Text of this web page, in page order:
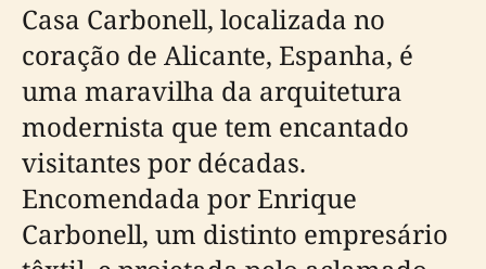
Casa Carbonell, localizada no
coração de Alicante, Espanha, é
uma maravilha da arquitetura
modernista que tem encantado
visitantes por décadas.
Encomendada por Enrique
Carbonell, um distinto empresário